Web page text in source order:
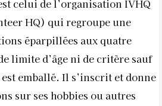
celui de l’organisation IVHQ
HQ) qui regroupe une
éparpillées aux quatre
limite d’âge ni de critère sauf
emballé. Il s’inscrit et donne
sur ses hobbies ou autres